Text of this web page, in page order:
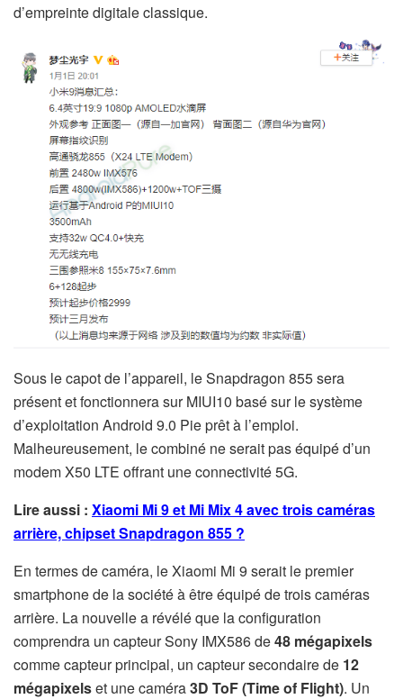
d’empreinte digitale classique.
Sous le capot de l’appareil, le Snapdragon 855 sera
présent et fonctionnera sur MIUI10 basé sur le système
d’exploitation Android 9.0 Pie prêt à l’emploi.
Malheureusement, le combiné ne serait pas équipé d’un
modem X50 LTE offrant une connectivité 5G.
Lire aussi : Xiaomi Mi 9 et Mi Mix 4 avec trois caméras
arrière, chipset Snapdragon 855 ?
En termes de caméra, le Xiaomi Mi 9 serait le premier
smartphone de la société à être équipé de trois caméras
arrière. La nouvelle a révélé que la configuration
comprendra un capteur Sony IMX586 de48 mégapixels
comme capteur principal, un capteur secondaire de 12
mégapixelset une caméra3D ToF (Time of Flight). Un